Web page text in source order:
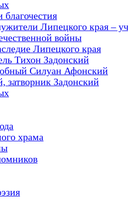
Липецкого края –
войны
Липецкого края
Тихон Задонский
Силуан Афонский
затворник Задонский
храма